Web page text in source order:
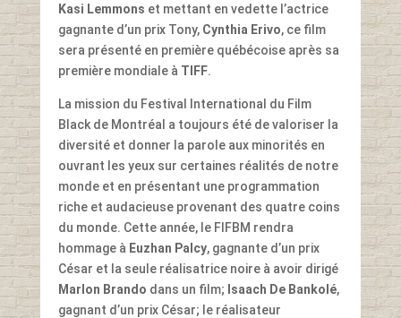
Kasi Lemmons et mettant en vedette l’actrice
gagnante d’un prix Tony, Cynthia Erivo, ce film
sera présenté en première québécoise après sa
première mondiale à TIFF.
La mission du Festival International du Film
Black de Montréal a toujours été de valoriser la
diversité et donner la parole aux minorités en
ouvrant les yeux sur certaines réalités de notre
monde et en présentant une programmation
riche et audacieuse provenant des quatre coins
du monde. Cette année, le FIFBM rendra
hommage à Euzhan Palcy, gagnante d’un prix
César et la seule réalisatrice noire à avoir dirigé
Marlon Brando dans un film; Isaach De Bankolé,
gagnant d’un prix César; le réalisateur